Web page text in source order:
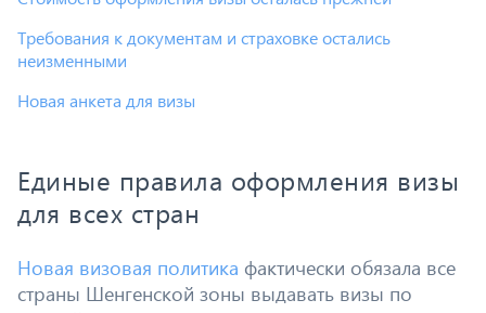
Требования к документам и страховке остались
неизменными
Новая анкета для визы
Единые правила оформления визы
для всех стран
Новая визовая политика фактически обязала все
страны Шенгенской зоны выдавать визы по